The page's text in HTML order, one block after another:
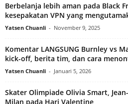
Berbelanja lebih aman pada Black
kesepakatan VPN yang
Yatsen Chuanli - November 9, 2025
Komentar LANGSUNG Burnley vs
kick-off, berita tim, dan cara
Yatsen Chuanli - Januari 5, 2026
Skater Olimpiade Olivia Smart,
Milan pada Hari Valentine